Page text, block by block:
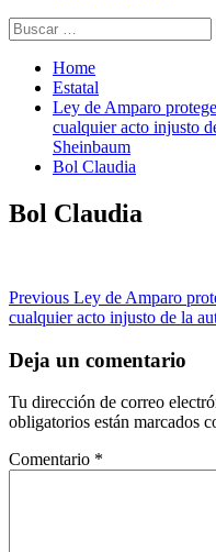
Buscar:
Home
Estatal
Ley de Amparo
cualquier acto injusto
Sheinbaum
Bol Claudia
Bol Claudia
Post
navigation
Previous Ley de Amparo
cualquier acto injusto de la
Deja un comentario
Tu dirección de correo
obligatorios están marcados
Comentario *